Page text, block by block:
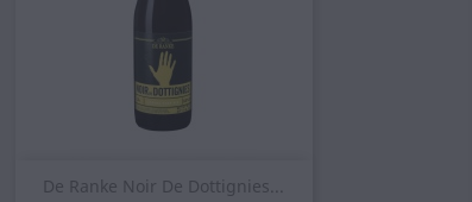
De Ranke Noir De Dottignies...
Anteprima